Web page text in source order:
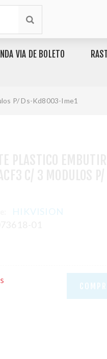
VIA DE BOLETO
P/ Ds-Kd8003-Ime1
HIKVISION